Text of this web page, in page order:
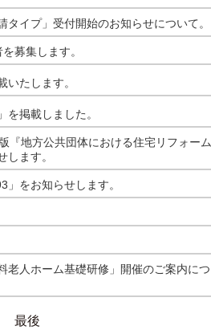
タイプ」受付開始のお知らせについて。
募集します。
いたします。
掲載しました。
『地方公共団体における住宅リフォーム
ます。
」をお知らせします。
老人ホーム基礎研修」開催のご案内につ
最後